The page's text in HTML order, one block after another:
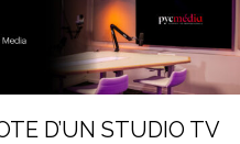
D’UN STUDIO TV